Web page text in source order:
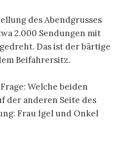
des Abendgrusses
2.000 Sendungen mit
Das ist der bärtige
Beifahrersitz.
Welche beiden
der anderen Seite des
Frau Igel und Onkel